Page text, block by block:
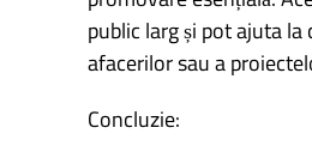
public larg și pot ajuta
afacerilor sau a
Concluzie: